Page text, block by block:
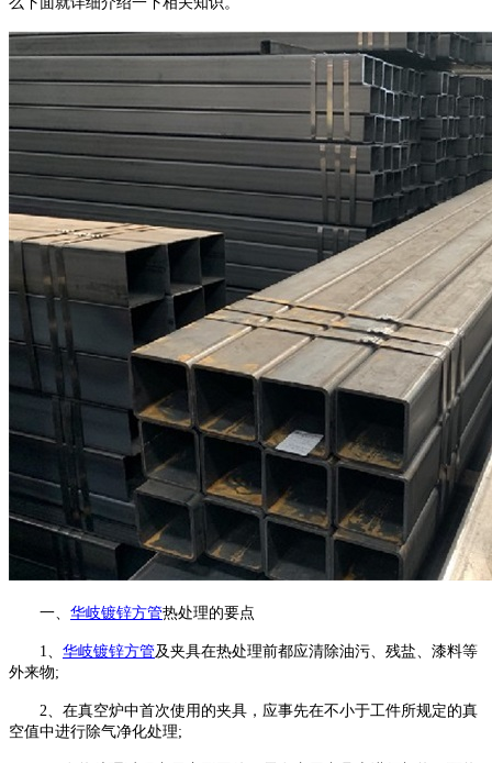
一、 华岐镀锌方管热处理的要点
1、 华岐镀锌方管及夹具在热处理前都应清除油污、残盐、漆料等
外来物;
2、在真空炉中首次使用的夹具，应事先在不小于工件所规定的真
空值中进行除气净化处理;